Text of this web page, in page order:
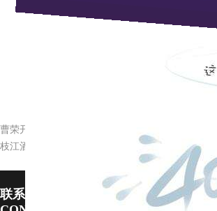
业的同学们表示祝贺，也备感欣慰
助学的事迹倍加称赞。大家畅所欲
个同学都衷心表达了对学校培养与
下一个10年团聚会。会后，大家还
晚上聚餐，师生们共同开启了一瓶
曹荣开任枝江酒业ceo
枝江酒业职工代表宜昌市参加湖北省第十四届运动
联系pp电子宙斯试玩